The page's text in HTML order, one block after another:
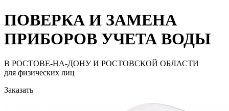
ПОВЕРКА И ЗАМЕНА
ПРИБОРОВ УЧЕТА ВОДЫ
В РОСТОВЕ-НА-ДОНУ И РОСТОВСКОЙ ОБЛАСТИ
для физических лиц
Заказать